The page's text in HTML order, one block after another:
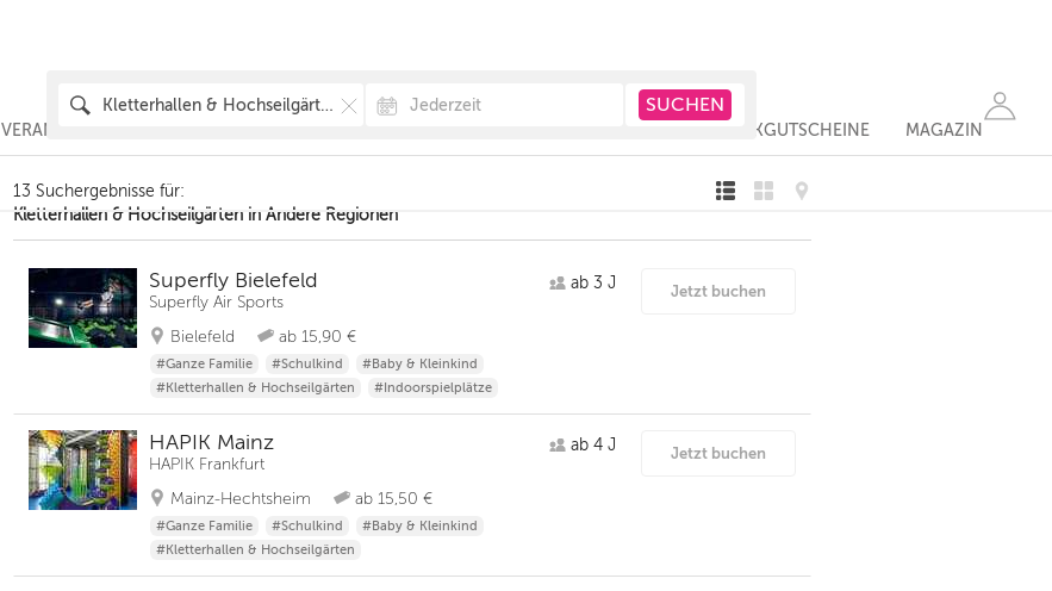
VERANSTALTUNGEN GESCHENKGUTSCHEINE MAGAZIN
13 Suchergebnisse für:
Kletterhallen & Hochseilgärten in Andere Regionen
Superfly Bielefeld
Superfly Air Sports
Bielefeld
ab 15,90 €
ab 3 J
#Ganze Familie #Schulkind
#Baby & Kleinkind
#Kletterhallen & Hochseilgärten
#Indoorspielplätze
Jetzt buchen
HAPIK Mainz
HAPIK Frankfurt
Mainz-Hechtsheim
ab 15,50 €
ab 4 J
#Ganze Familie #Schulkind
#Baby & Kleinkind
#Kletterhallen & Hochseilgärten
Jetzt buchen